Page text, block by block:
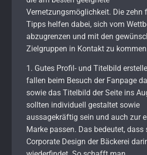
Vernetzungsmöglichkeit. Die zehn
Tipps helfen dabei, sich vom
abzugrenzen und mit den
Zielgruppen in Kontakt zu
1. Gutes Profil- und Titelbild
fallen beim Besuch der Fanpage
sowie das Titelbild der Seite ins
sollten individuell gestaltet sowie
aussagekräftig sein und auch zur
Marke passen. Das bedeutet, dass
Corporate Design der Bäckerei